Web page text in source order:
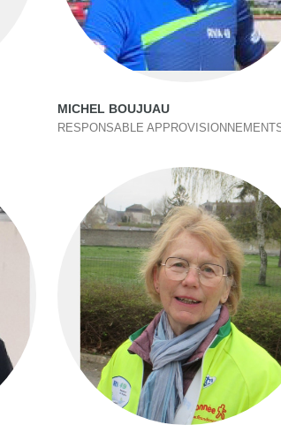
MICHEL BOUJUAU
RESPONSABLE